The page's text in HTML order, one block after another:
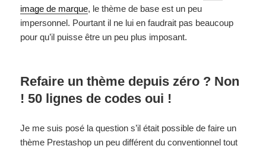
image de marque, le thème de base est un peu
impersonnel. Pourtant il ne lui en faudrait pas beaucoup
pour qu’il puisse être un peu plus imposant.
Refaire un thème depuis zéro ? Non
! 50 lignes de codes oui !
Je me suis posé la question s’il était possible de faire un
thème Prestashop un peu différent du conventionnel tout